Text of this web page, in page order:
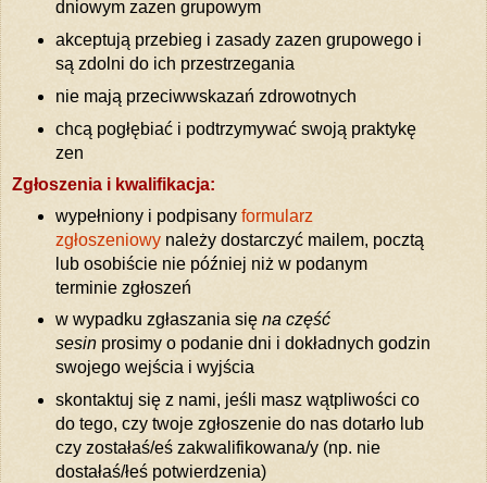
dniowym zazen grupowym
akceptują przebieg i zasady zazen grupowego i
są zdolni do ich przestrzegania
nie mają przeciwwskazań zdrowotnych
chcą pogłębiać i podtrzymywać swoją praktykę
zen
Zgłoszenia i kwalifikacja:
wypełniony i podpisany formularz
zgłoszeniowynależy dostarczyć mailem, pocztą
lub osobiście nie później niż w podanym
terminie zgłoszeń
w wypadku zgłaszania się na część
sesinprosimy o podanie dni i dokładnych godzin
swojego wejścia i wyjścia
skontaktuj się z nami, jeśli masz wątpliwości co
do tego, czy twoje zgłoszenie do nas dotarło lub
czy zostałaś/eś zakwalifikowana/y (np. nie
dostałaś/łeś potwierdzenia)